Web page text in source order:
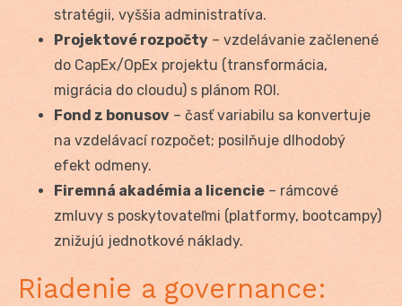
stratégii, vyššia administratíva.
Projektové rozpočty – vzdelávanie začlenené
do CapEx/OpEx projektu (transformácia,
migrácia do cloudu) s plánom ROI.
Fond z bonusov – časť variabilu sa konvertuje
na vzdelávací rozpočet; posilňuje dlhodobý
efekt odmeny.
Firemná akadémia a licencie – rámcové
zmluvy s poskytovateľmi (platformy, bootcampy)
znižujú jednotkové náklady.
Riadenie a governance: